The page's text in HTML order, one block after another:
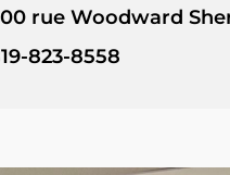
rue Woodward
823-8558